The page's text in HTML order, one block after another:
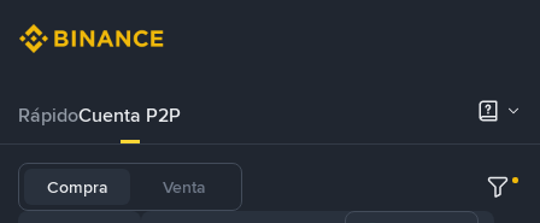
RápidoCuenta P2P
Compra Venta